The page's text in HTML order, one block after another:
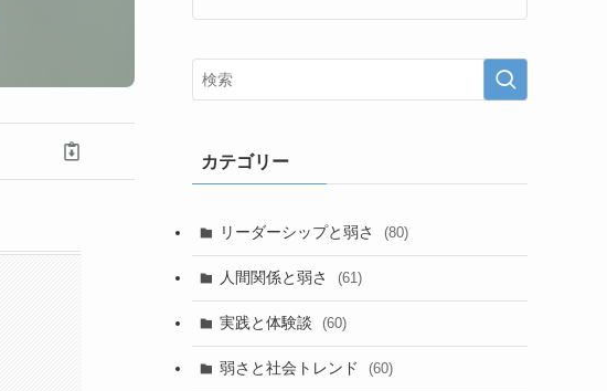
カテゴリー
リーダーシップと弱さ (80)
人間関係と弱さ (61)
実践と体験談 (60)
弱さと社会トレンド (60)